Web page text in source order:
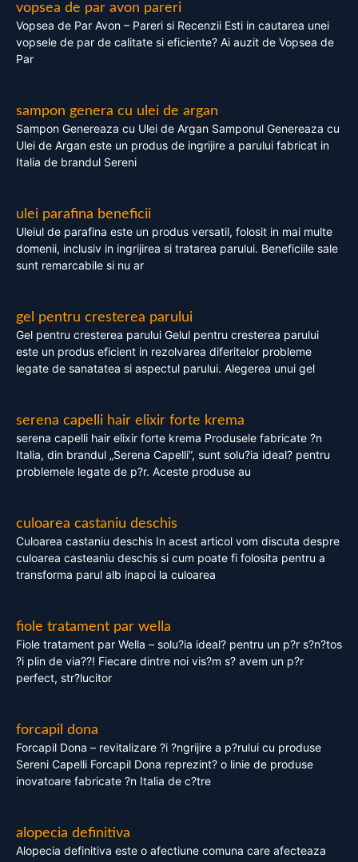
vopsea de par avon pareri
Vopsea de Par Avon – Pareri si Recenzii Esti in cautarea unei
vopsele de par de calitate si eficiente? Ai auzit de Vopsea de
Par
sampon genera cu ulei de argan
Sampon Genereaza cu Ulei de Argan Samponul Genereaza cu
Ulei de Argan este un produs de ingrijire a parului fabricat in
Italia de brandul Sereni
ulei parafina beneficii
Uleiul de parafina este un produs versatil, folosit in mai multe
domenii, inclusiv in ingrijirea si tratarea parului. Beneficiile sale
sunt remarcabile si nu ar
gel pentru cresterea parului
Gel pentru cresterea parului Gelul pentru cresterea parului
este un produs eficient in rezolvarea diferitelor probleme
legate de sanatatea si aspectul parului. Alegerea unui gel
serena capelli hair elixir forte krema
serena capelli hair elixir forte krema Produsele fabricate ?n
Italia, din brandul „Serena Capelli”, sunt solu?ia ideal? pentru
problemele legate de p?r. Aceste produse au
culoarea castaniu deschis
Culoarea castaniu deschis In acest articol vom discuta despre
culoarea casteaniu deschis si cum poate fi folosita pentru a
transforma parul alb inapoi la culoarea
fiole tratament par wella
Fiole tratament par Wella – solu?ia ideal? pentru un p?r s?n?tos
?i plin de via??! Fiecare dintre noi vis?m s? avem un p?r
perfect, str?lucitor
forcapil dona
Forcapil Dona – revitalizare ?i ?ngrijire a p?rului cu produse
Sereni Capelli Forcapil Dona reprezint? o linie de produse
inovatoare fabricate ?n Italia de c?tre
alopecia definitiva
Alopecia definitiva este o afectiune comuna care afecteaza